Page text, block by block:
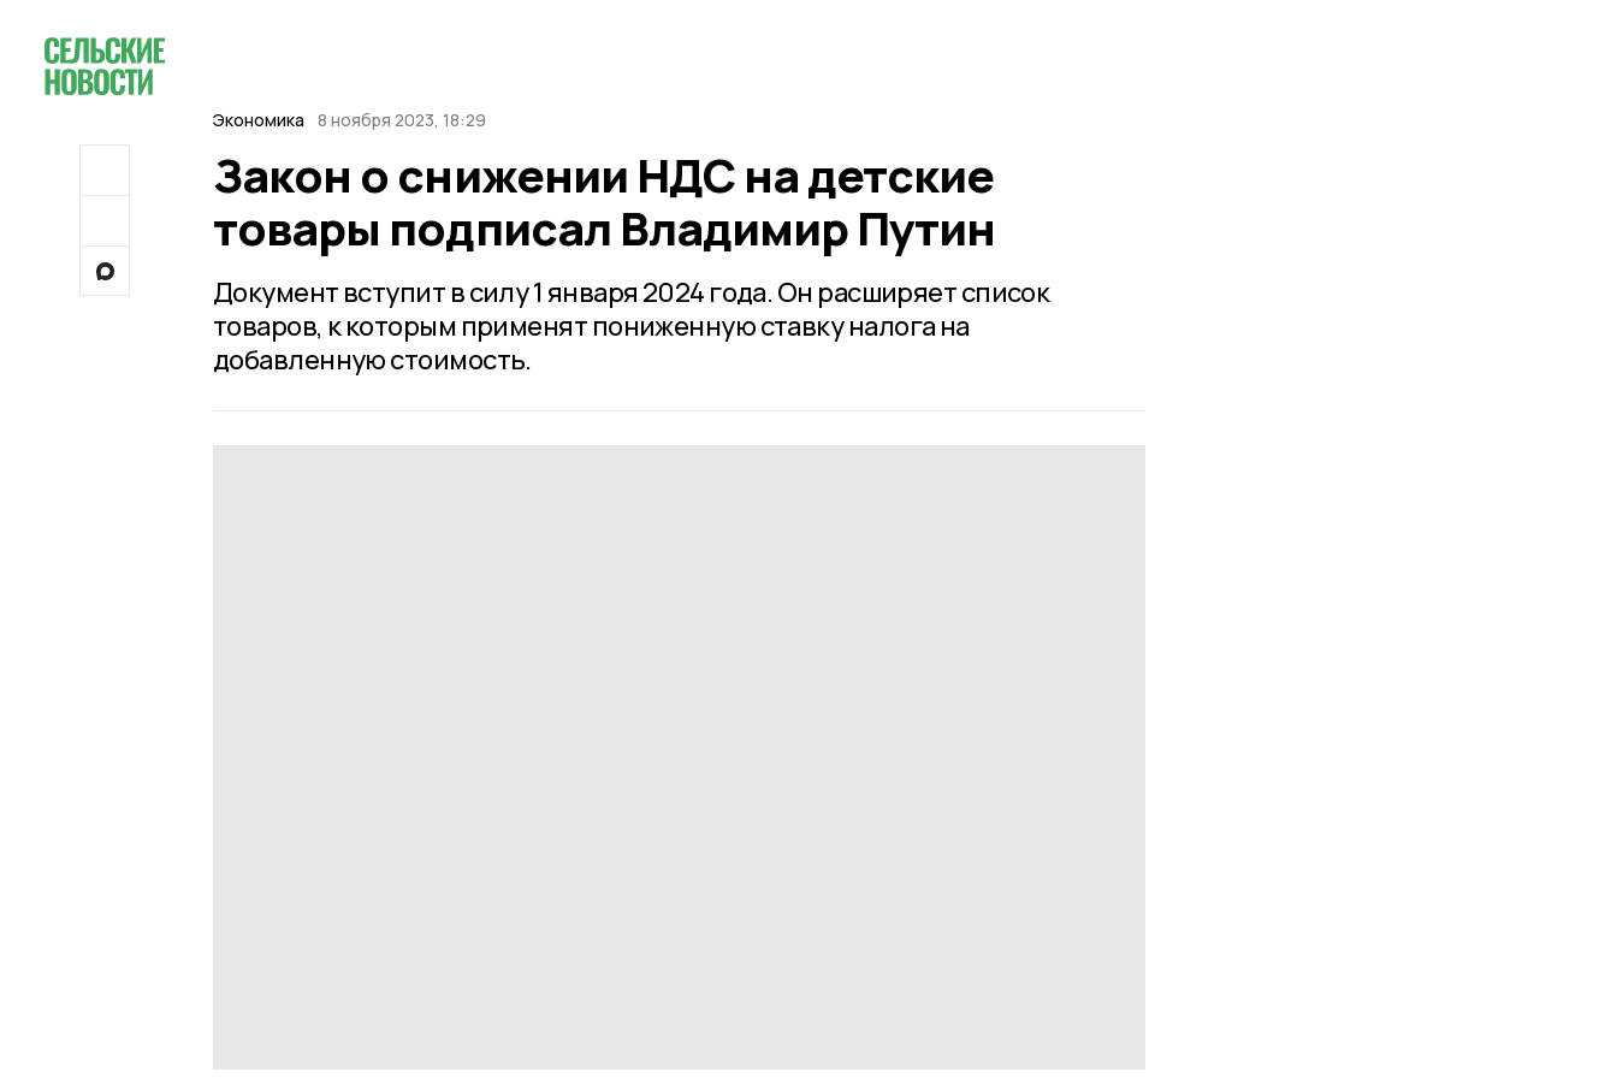
Экономика 8 ноября 2023, 18:29
Закон о снижении НДС на детские
товары подписал Владимир Путин
Документ вступит в силу 1 января 2024 года. Он расширяет список
товаров, к которым применят пониженную ставку налога на
добавленную стоимость.